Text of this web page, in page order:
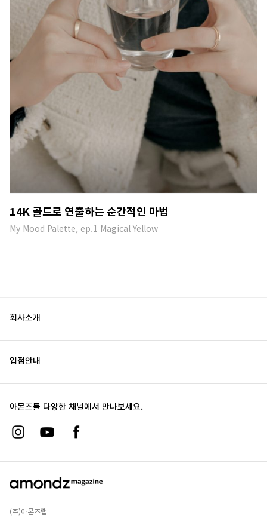
14K 골드로 연출하는 순간적인 마법
My Mood Palette, ep.1 Magical Yellow
회사소개
입점안내
아몬즈를 다양한 채널에서 만나보세요.
(주)아몬즈랩